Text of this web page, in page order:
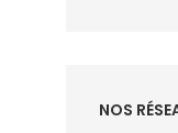
NOS